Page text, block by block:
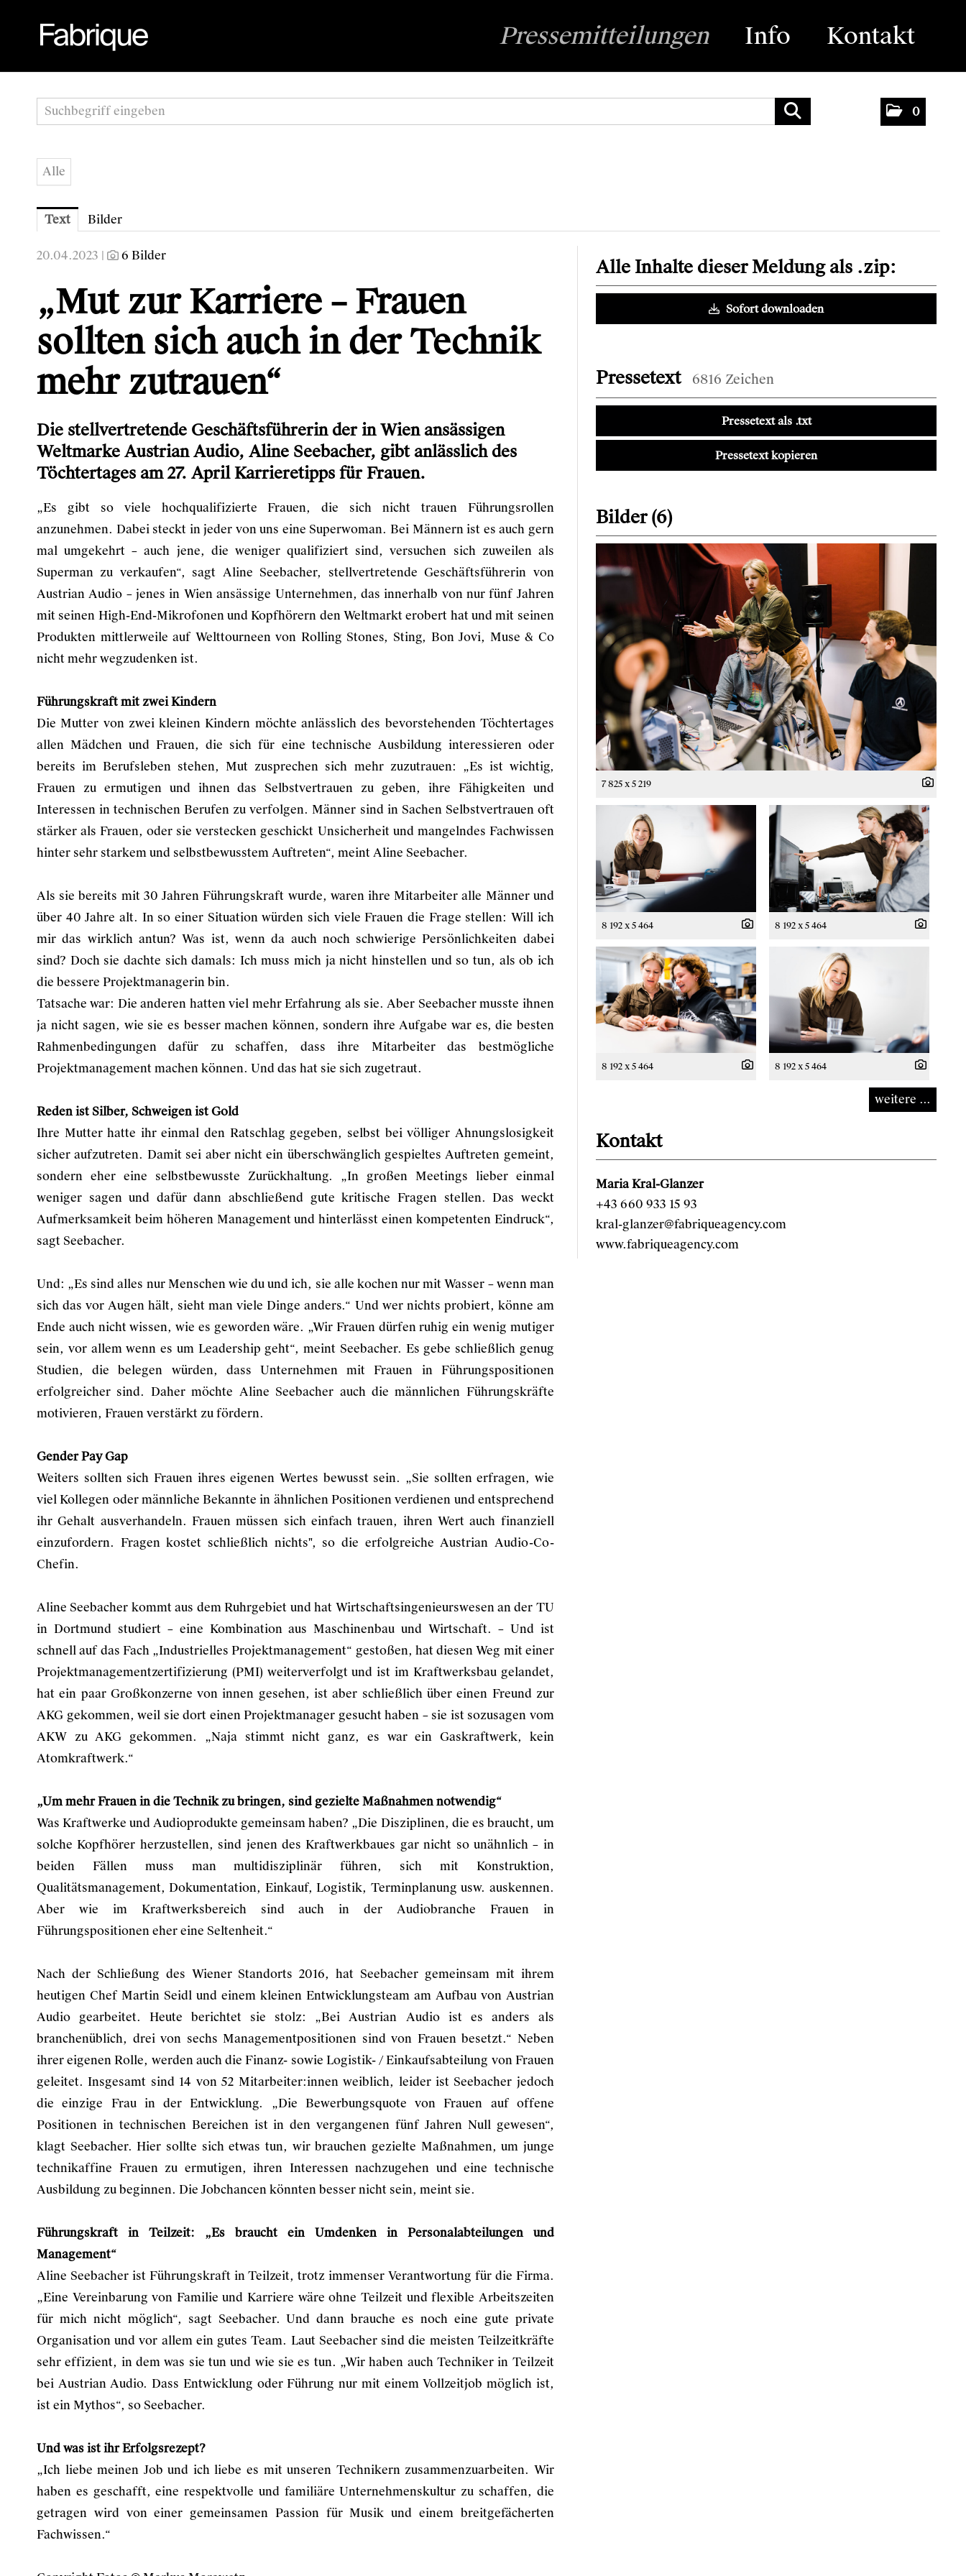
Pressemitteilungen Info Kontakt
0
Alle
Text Bilder
20.04.2023 | 6 Bilder
„Mut zur Karriere – Frauen
sollten sich auch in der Technik
mehr zutrauen“
Die stellvertretende Geschäftsführerin der in Wien ansässigen
Weltmarke Austrian Audio, Aline Seebacher, gibt anlässlich des
Töchtertages am 27. April Karrieretipps für Frauen.
„Es gibt so viele hochqualifizierte Frauen, die sich nicht trauen Führungsrollen
anzunehmen. Dabei steckt in jeder von uns eine Superwoman. Bei Männern ist es auch gern
mal umgekehrt – auch jene, die weniger qualifiziert sind, versuchen sich zuweilen als
Superman zu verkaufen“, sagt Aline Seebacher, stellvertretende Geschäftsführerin von
Austrian Audio – jenes in Wien ansässige Unternehmen, das innerhalb von nur fünf Jahren
mit seinen High-End-Mikrofonen und Kopfhörern den Weltmarkt erobert hat und mit seinen
Produkten mittlerweile auf Welttourneen von Rolling Stones, Sting, Bon Jovi, Muse & Co
nicht mehr wegzudenken ist.
Führungskraft mit zwei Kindern
Die Mutter von zwei kleinen Kindern möchte anlässlich des bevorstehenden Töchtertages
allen Mädchen und Frauen, die sich für eine technische Ausbildung interessieren oder
bereits im Berufsleben stehen, Mut zusprechen sich mehr zuzutrauen: „Es ist wichtig,
Frauen zu ermutigen und ihnen das Selbstvertrauen zu geben, ihre Fähigkeiten und
Interessen in technischen Berufen zu verfolgen. Männer sind in Sachen Selbstvertrauen oft
stärker als Frauen, oder sie verstecken geschickt Unsicherheit und mangelndes Fachwissen
hinter sehr starkem und selbstbewusstem Auftreten“, meint Aline Seebacher.
Als sie bereits mit 30 Jahren Führungskraft wurde, waren ihre Mitarbeiter alle Männer und
über 40 Jahre alt. In so einer Situation würden sich viele Frauen die Frage stellen: Will ich
mir das wirklich antun? Was ist, wenn da auch noch schwierige Persönlichkeiten dabei
sind? Doch sie dachte sich damals: Ich muss mich ja nicht hinstellen und so tun, als ob ich
die bessere Projektmanagerin bin.
Tatsache war: Die anderen hatten viel mehr Erfahrung als sie. Aber Seebacher musste ihnen
ja nicht sagen, wie sie es besser machen können, sondern ihre Aufgabe war es, die besten
Rahmenbedingungen dafür zu schaffen, dass ihre Mitarbeiter das bestmögliche
Projektmanagement machen können. Und das hat sie sich zugetraut.
Reden ist Silber, Schweigen ist Gold
Ihre Mutter hatte ihr einmal den Ratschlag gegeben, selbst bei völliger Ahnungslosigkeit
sicher aufzutreten. Damit sei aber nicht ein überschwänglich gespieltes Auftreten gemeint,
sondern eher eine selbstbewusste Zurückhaltung. „In großen Meetings lieber einmal
weniger sagen und dafür dann abschließend gute kritische Fragen stellen. Das weckt
Aufmerksamkeit beim höheren Management und hinterlässt einen kompetenten Eindruck“,
sagt Seebacher.
Und: „Es sind alles nur Menschen wie du und ich, sie alle kochen nur mit Wasser – wenn man
sich das vor Augen hält, sieht man viele Dinge anders.“ Und wer nichts probiert, könne am
Ende auch nicht wissen, wie es geworden wäre. „Wir Frauen dürfen ruhig ein wenig mutiger
sein, vor allem wenn es um Leadership geht“, meint Seebacher. Es gebe schließlich genug
Studien, die belegen würden, dass Unternehmen mit Frauen in Führungspositionen
erfolgreicher sind. Daher möchte Aline Seebacher auch die männlichen Führungskräfte
motivieren, Frauen verstärkt zu fördern.
Gender Pay Gap
Weiters sollten sich Frauen ihres eigenen Wertes bewusst sein. „Sie sollten erfragen, wie
viel Kollegen oder männliche Bekannte in ähnlichen Positionen verdienen und entsprechend
ihr Gehalt ausverhandeln. Frauen müssen sich einfach trauen, ihren Wert auch finanziell
einzufordern. Fragen kostet schließlich nichts", so die erfolgreiche Austrian Audio-Co-
Chefin.
Aline Seebacher kommt aus dem Ruhrgebiet und hat Wirtschaftsingenieurswesen an der TU
in Dortmund studiert – eine Kombination aus Maschinenbau und Wirtschaft. – Und ist
schnell auf das Fach „Industrielles Projektmanagement“ gestoßen, hat diesen Weg mit einer
Projektmanagementzertifizierung (PMI) weiterverfolgt und ist im Kraftwerksbau gelandet,
hat ein paar Großkonzerne von innen gesehen, ist aber schließlich über einen Freund zur
AKG gekommen, weil sie dort einen Projektmanager gesucht haben – sie ist sozusagen vom
AKW zu AKG gekommen. „Naja stimmt nicht ganz, es war ein Gaskraftwerk, kein
Atomkraftwerk.“
„Um mehr Frauen in die Technik zu bringen, sind gezielte Maßnahmen notwendig“
Was Kraftwerke und Audioprodukte gemeinsam haben? „Die Disziplinen, die es braucht, um
solche Kopfhörer herzustellen, sind jenen des Kraftwerkbaues gar nicht so unähnlich – in
beiden Fällen muss man multidisziplinär führen, sich mit Konstruktion,
Qualitätsmanagement, Dokumentation, Einkauf, Logistik, Terminplanung usw. auskennen.
Aber wie im Kraftwerksbereich sind auch in der Audiobranche Frauen in
Führungspositionen eher eine Seltenheit.“
Nach der Schließung des Wiener Standorts 2016, hat Seebacher gemeinsam mit ihrem
heutigen Chef Martin Seidl und einem kleinen Entwicklungsteam am Aufbau von Austrian
Audio gearbeitet. Heute berichtet sie stolz: „Bei Austrian Audio ist es anders als
branchenüblich, drei von sechs Managementpositionen sind von Frauen besetzt.“ Neben
ihrer eigenen Rolle, werden auch die Finanz- sowie Logistik- / Einkaufsabteilung von Frauen
geleitet. Insgesamt sind 14 von 52 Mitarbeiter:innen weiblich, leider ist Seebacher jedoch
die einzige Frau in der Entwicklung. „Die Bewerbungsquote von Frauen auf offene
Positionen in technischen Bereichen ist in den vergangenen fünf Jahren Null gewesen“,
klagt Seebacher. Hier sollte sich etwas tun, wir brauchen gezielte Maßnahmen, um junge
technikaffine Frauen zu ermutigen, ihren Interessen nachzugehen und eine technische
Ausbildung zu beginnen. Die Jobchancen könnten besser nicht sein, meint sie.
Führungskraft in Teilzeit: „Es braucht ein Umdenken in Personalabteilungen und
Management“
Aline Seebacher ist Führungskraft in Teilzeit, trotz immenser Verantwortung für die Firma.
„Eine Vereinbarung von Familie und Karriere wäre ohne Teilzeit und flexible Arbeitszeiten
für mich nicht möglich“, sagt Seebacher. Und dann brauche es noch eine gute private
Organisation und vor allem ein gutes Team. Laut Seebacher sind die meisten Teilzeitkräfte
sehr effizient, in dem was sie tun und wie sie es tun. „Wir haben auch Techniker in Teilzeit
bei Austrian Audio. Dass Entwicklung oder Führung nur mit einem Vollzeitjob möglich ist,
ist ein Mythos“, so Seebacher.
Und was ist ihr Erfolgsrezept?
„Ich liebe meinen Job und ich liebe es mit unseren Technikern zusammenzuarbeiten. Wir
haben es geschafft, eine respektvolle und familiäre Unternehmenskultur zu schaffen, die
getragen wird von einer gemeinsamen Passion für Musik und einem breitgefächerten
Fachwissen.“
Alle Inhalte dieser Meldung als .zip:
Sofort downloaden
Pressetext 6816 Zeichen
Pressetext als .txt
Pressetext kopieren
Bilder (6)
7 825 x 5 219
8 192 x 5 464 8 192 x 5 464
8 192 x 5 464 8 192 x 5 464
weitere ...
Kontakt
Maria Kral-Glanzer
+43 660 933 15 93
kral-glanzer@fabriqueagency.com
www.fabriqueagency.com